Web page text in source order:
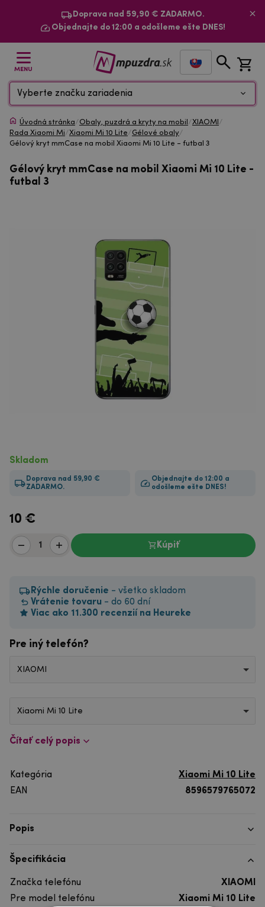
Doprava nad 59,90 € ZADARMO.
Objednajte do 12:00 a odošleme ešte DNES!
MENU
Vyberte značku zariadenia
Úvodná stránka/Obaly, puzdrá a kryty na mobil /XIAOMI /
Rada Xiaomi Mi/Xiaomi Mi 10 Lite/Gélové obaly/
Gélový kryt mmCase na mobil Xiaomi Mi 10 Lite - futbal 3
Gélový kryt mmCase na mobil Xiaomi Mi 10 Lite -
futbal 3
Skladom
Doprava nad 59,90 €
ZADARMO.
Objednajte do 12:00 a
odošleme ešte DNES!
10 €
Kúpiť
Rýchle doručenie - všetko skladom
Vrátenie tovaru - do 60 dní
Viac ako 11.300 recenzií na Heureke
Pre iný telefón?
XIAOMI
Xiaomi Mi 10 Lite
Čítať celý popis
Kategória
Xiaomi Mi 10 Lite
EAN
8596579765072
Popis
Špecifikácia
Značka telefónu
XIAOMI
Pre model telefónu
Xiaomi Mi 10 Lite